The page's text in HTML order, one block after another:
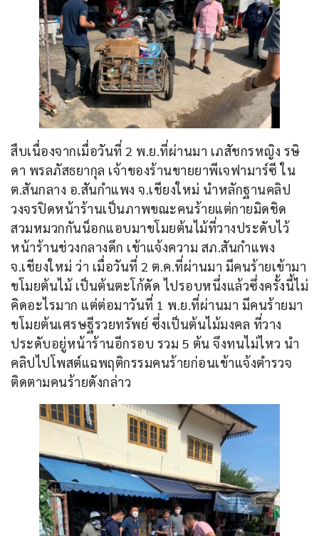
สืบเนื่องจากเมื่อวันที่ 2 พ.ย.ที่ผ่านมา เภสัชกรหญิง รษิ
ดา พรลภัสธยากุล เจ้าของร้านขายยาพีเจฟามาร์ซี ใน
ต.สันกลาง อ.สันกำแพง จ.เชียงใหม่ นำหลักฐานคลิป
วงจรปิดหน้าร้านเป็นภาพขณะคนร้ายแต่กายมิดชิด
สวมหมวกกันน็อกแอบมาขโมยต้นไม้ที่วางประดับไว้
หน้าร้านช่วงกลางดึก เข้าแจ้งความ สภ.สันกำแพง
จ.เชียงใหม่ ว่า เมื่อวันที่ 2 ต.ค.ที่ผ่านมา มีคนร้ายเข้ามา
ขโมยต้นไม้ เป็นต้นตะโก้ดัด ไปรอบหนึ่งแล้วซึ่งครั้งนี้ไม่
คิดอะไรมาก แต่ต่อมาวันที่ 1 พ.ย.ที่ผ่านมา มีคนร้ายมา
ขโมยต้นเศรษฐีรวยทรัพย์ ซึ่งเป็นต้นไม้มงคล ที่วาง
ประดับอยู่หน้าร้านอีกรอบ รวม 5 ต้น จึงทนไม่ไหว นำ
คลิปไปโพสต์แฉพฤติกรรมคนร้ายก่อนเข้าแจ้งตำรวจ
ติดตามคนร้ายดังกล่าว